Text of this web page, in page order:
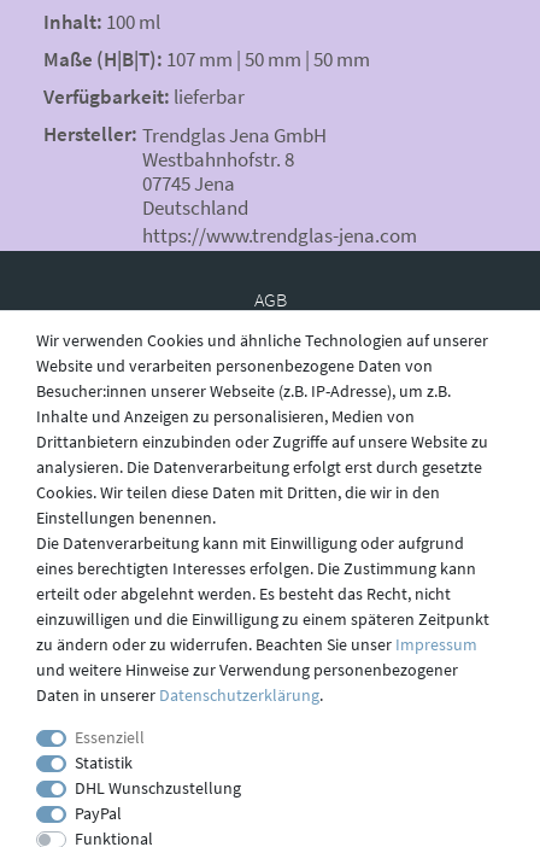
Inhalt: 100 ml
Maße (H|B|T): 107 mm | 50 mm | 50 mm
Verfügbarkeit: lieferbar
Hersteller: Trendglas Jena GmbH
Westbahnhofstr. 8
07745 Jena
Deutschland
https://www.trendglas-jena.com
AGB
Widerruf
Datenschutz
Versand
Kontakt
Impressum
Wir verwenden Cookies und ähnliche Technologien auf unserer
Website und verarbeiten personenbezogene Daten von
Besucher:innen unserer Webseite (z.B. IP-Adresse), um z.B.
Inhalte und Anzeigen zu personalisieren, Medien von
Drittanbietern einzubinden oder Zugriffe auf unsere Website zu
analysieren. Die Datenverarbeitung erfolgt erst durch gesetzte
Cookies. Wir teilen diese Daten mit Dritten, die wir in den
Einstellungen benennen.
Die Datenverarbeitung kann mit Einwilligung oder aufgrund
eines berechtigten Interesses erfolgen. Die Zustimmung kann
erteilt oder abgelehnt werden. Es besteht das Recht, nicht
einzuwilligen und die Einwilligung zu einem späteren Zeitpunkt
zu ändern oder zu widerrufen. Beachten Sie unser Impressum
und weitere Hinweise zur Verwendung personenbezogener
Daten in unserer Daten­schutz­erklärung.
Essenziell
Statistik
DHL Wunschzustellung
PayPal
Funktional